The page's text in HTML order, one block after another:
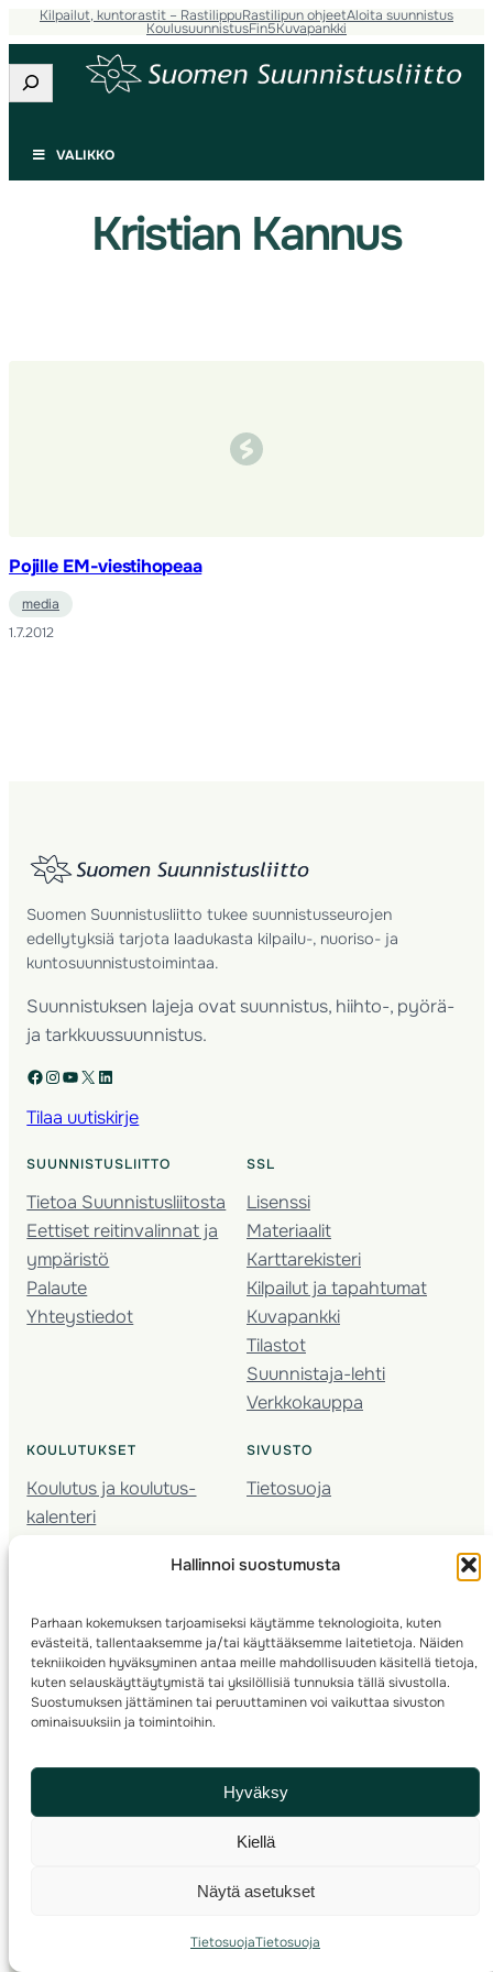
Hallinnoi suostumusta
Parhaan kokemuksen tarjoamiseksi käytämme teknologioita, kuten
evästeitä, tallentaaksemme ja/tai käyttääksemme laitetietoja. Näiden
tekniikoiden hyväksyminen antaa meille mahdollisuuden käsitellä tietoja,
kuten selauskäyttäytymistä tai yksilöllisiä tunnuksia tällä sivustolla.
Suostumuksen jättäminen tai peruuttaminen voi vaikuttaa sivuston
ominaisuuksiin ja toimintoihin.
Hyväksy
Kiellä
Näytä asetukset
TietosuojaTietosuoja
Siirry
sisältöön
Kilpailut, kuntorastit – RastilippuRastilipun ohjeetAloita suunnistus
KoulusuunnistusFin5Kuvapankki
Etsi
VALIKKO
Kristian Kannus
Pojille EM-viestihopeaa
media
1.7.2012
Suomen Suunnistusliitto tukee suunnistusseurojen
edellytyksiä tarjota laadukasta kilpailu-, nuoriso- ja
kuntosuunnistustoimintaa.
Suunnistuksen lajeja ovat suunnistus, hiihto-, pyörä-
ja tarkkuussuunnistus.
Facebook Instagram YouTube X LinkedIn
Tilaa uutiskirje
SUUNNISTUSLIITTO
Tietoa Suunnistusliitosta
Eettiset reitinvalinnat ja
ympäristö
Palaute
Yhteystiedot
SSL
Lisenssi
Materiaalit
Karttarekisteri
Kilpailut ja tapahtumat
Kuvapankki
Tilastot
Suunnistaja-lehti
Verkkokauppa
KOULUTUKSET
Koulutus ja koulutus­
kalenteri
Seura­kehittäminen
Kartoitus
Ratamestari
SIVUSTO
Tietosuoja
© 2025 ·Suomen Suunnistusliitto· Valimotie 10, 00380 Helsinki, Finland
info(a)suunnistusliitto.fi,Rastilipun asiat: rastilippu(a)suunnistusliitto.fi
Kilpailut ja kuntorastit – Rastilippu:::Rastilipun ohjeet